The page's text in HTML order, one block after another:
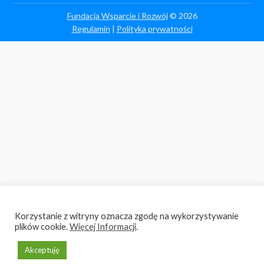
Fundacja Wsparcie i Rozwój© 2026
Regulamin | Polityka prywatności
Korzystanie z witryny oznacza zgodę na wykorzystywanie
plików cookie.Więcej Informacji.
Akceptuję